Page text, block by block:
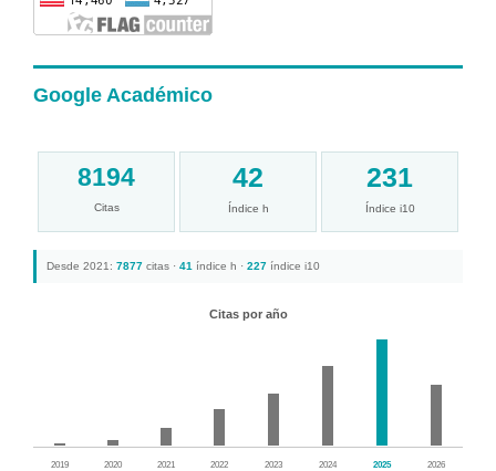
Google Académico
8194
Citas
42
Índice h
231
Índice i10
Desde 2021: 7877 citas · 41 índice h · 227 índice i10
Citas por año
2019 2020 2021 2022 2023 2024 2025 2026